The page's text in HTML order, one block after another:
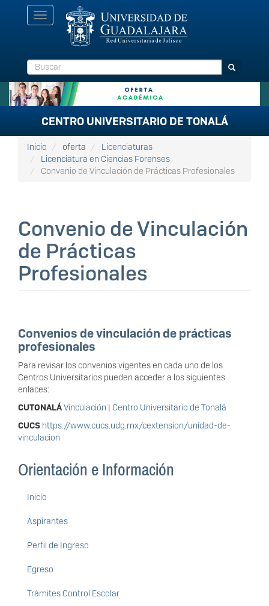
Toggle
navigation
Buscar Buscar
CENTRO UNIVERSITARIO DE TONALÁ
Inicio oferta
Licenciaturas
Licenciatura en Ciencias Forenses
Convenio de Vinculación de Prácticas Profesionales
Convenio de Vinculación
de Prácticas
Profesionales
Convenios de vinculación de prácticas
profesionales
Para revisar los convenios vigentes en cada uno de los
Centros Universitarios pueden acceder a los siguientes
enlaces:
CUTONALÁVinculación | Centro Universitario de Tonalá
CUCS https://www.cucs.udg.mx/cextension/unidad-de-
vinculacion
Orientación e Información
Inicio
Aspirantes
Perfil de Ingreso
Egreso
Trámites Control Escolar